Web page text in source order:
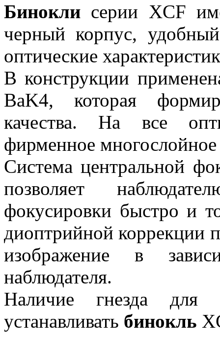
Бинокли серии XCF
черный корпус,
оптические
В конструкции
BaK4, которая
качества. На все
фирменное
Система центральной
позволяет
фокусировки быстро и
диоптрийной коррекции
изображение в
наблюдателя.
Наличие гнезда для
устанавливать бинокль